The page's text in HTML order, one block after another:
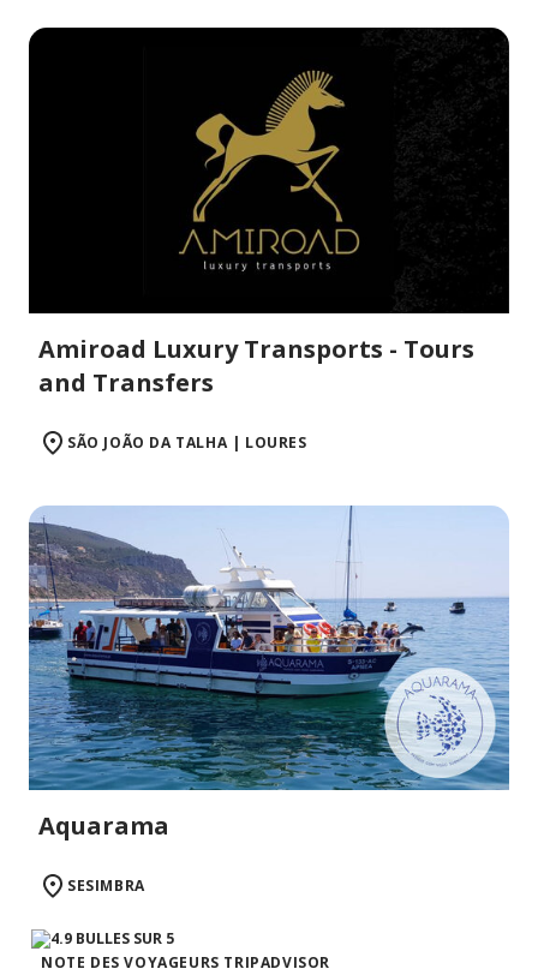
Amiroad Luxury Transports - Tours
and Transfers
SÃO JOÃO DA TALHA | LOURES
Aquarama
SESIMBRA
NOTE DES VOYAGEURS TRIPADVISOR